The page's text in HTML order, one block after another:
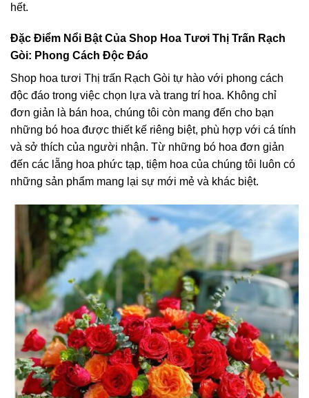
hết.
Đặc Điểm Nổi Bật Của Shop Hoa Tươi Thị Trấn Rạch
Gòi: Phong Cách Độc Đáo
Shop hoa tươi Thị trấn Rạch Gòi tự hào với phong cách
độc đáo trong việc chọn lựa và trang trí hoa. Không chỉ
đơn giản là bán hoa, chúng tôi còn mang đến cho bạn
những bó hoa được thiết kế riêng biệt, phù hợp với cá tính
và sở thích của người nhận. Từ những bó hoa đơn giản
đến các lẵng hoa phức tạp, tiệm hoa của chúng tôi luôn có
những sản phẩm mang lại sự mới mẻ và khác biệt.